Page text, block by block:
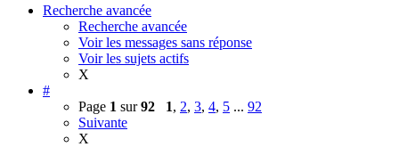
Recherche avancée
Recherche avancée
Voir les messages sans réponse
Voir les sujets actifs
X
#
Page 1 sur92 1, 2, 3, 4, 5 ... 92
Suivante
X